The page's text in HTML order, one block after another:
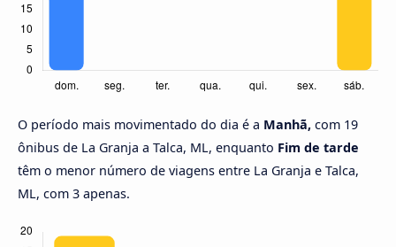
O período mais movimentado do dia é a Manhã, com 19
ônibus de La Granja a Talca, ML, enquanto Fim de tarde
têm o menor número de viagens entre La Granja e Talca,
ML, com 3 apenas.